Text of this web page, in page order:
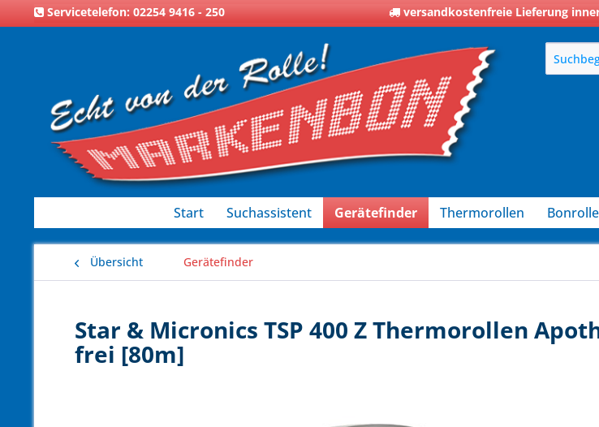
Servicetelefon: 02254 9416 - 250 versandkostenfreie Lieferung
Start Suchassistent Gerätefinder Thermorollen
Übersicht Gerätefinder
Star & Micronics TSP 400 Z Thermorollen
frei [80m]